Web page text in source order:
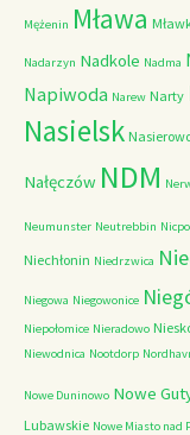
Mężenin Mława
Nadarzyn Nadkole Nadma
Napiwoda Narew Narty
Nasielsk
Nałęczów NDM
Neumunster Neutrebbin
Niechłonin Niedrzwica
Niegowa Niegowonice
Niepołomice Nieradowo
Niewodnica Nootdorp
Nowe Duninowo Nowe
Lubawskie Nowe Miasto nad